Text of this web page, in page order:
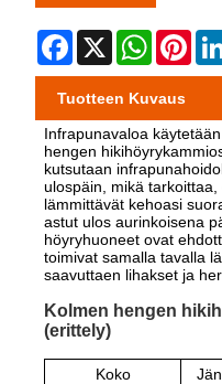
Facebook
X
Tuotteen Kuvaus
Infrapunavaloa
hengen
kutsutaan
ulospäin, mikä
lämmittävät kehoasi
astut ulos aurinkoisena
höyryhuoneet ovat
toimivat samalla tavalla
saavuttaen lihakset ja
Kolmen hengen
(erittely)
Koko